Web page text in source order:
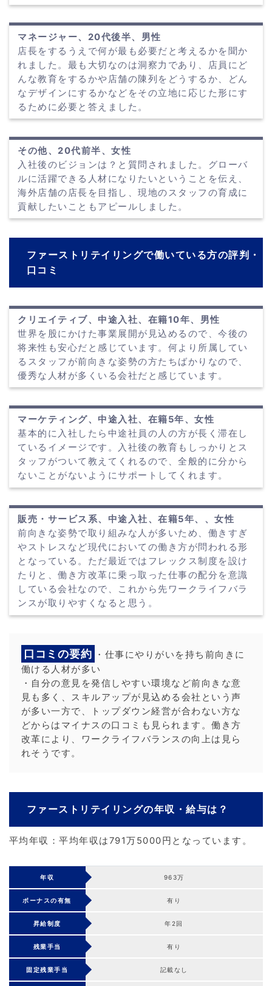
マネージャー、20代後半、男性
店長をするうえで何が最も必要だと考えるかを聞か
れました。最も大切なのは洞察力であり、店員にど
んな教育をするかや店舗の陳列をどうするか、どん
なデザインにするかなどをその立地に応じた形にす
るために必要と答えました。
その他、20代前半、女性
入社後のビジョンは？と質問されました。グローバ
ルに活躍できる人材になりたいということを伝え、
海外店舗の店長を目指し、現地のスタッフの育成に
貢献したいこともアピールしました。
ファーストリテイリングで働いている方の評判・
口コミ
クリエイティブ、中途入社、在籍10年、男性
世界を股にかけた事業展開が見込めるので、今後の
将来性も安心だと感じています。何より所属してい
るスタッフが前向きな姿勢の方たちばかりなので、
優秀な人材が多くいる会社だと感じています。
マーケティング、中途入社、在籍5年、女性
基本的に入社したら中途社員の人の方が長く滞在し
ているイメージです。入社後の教育もしっかりとス
タッフがついて教えてくれるので、全般的に分から
ないことがないようにサポートしてくれます。
販売・サービス系、中途入社、在籍5年、、女性
前向きな姿勢で取り組みな人が多いため、働きすぎ
やストレスなど現代においての働き方が問われる形
となっている。ただ最近ではフレックス制度を設け
たりと、働き方改革に乗っ取った仕事の配分を意識
している会社なので、これから先ワークライフバラ
ンスが取りやすくなると思う。
口コミの要約
・仕事にやりがいを持ち前向きに
働ける人材が多い
・自分の意見を発信しやすい環境など前向きな意
見も多く、スキルアップが見込める会社という声
が多い一方で、トップダウン経営が合わない方な
どからはマイナスの口コミも見られます。働き方
改革により、ワークライフバランスの向上は見ら
れそうです。
ファーストリテイリングの年収・給与は？
平均年収：平均年収は791万5000円となっています。
年収 963万
ボーナスの有無 有り
昇給制度 年2回
残業手当 有り
固定残業手当 記載なし